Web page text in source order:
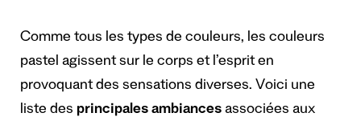
Comme tous les types de couleurs, les couleurs
pastel agissent sur le corps et l’esprit en
provoquant des sensations diverses. Voici une
liste des principales ambiances associées aux